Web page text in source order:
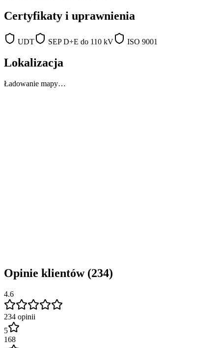
Certyfikaty i uprawnienia
UDT SEP D+E do 110 kV ISO 9001
Lokalizacja
Ładowanie mapy…
Opinie klientów (234)
4.6
234 opinii
5
168